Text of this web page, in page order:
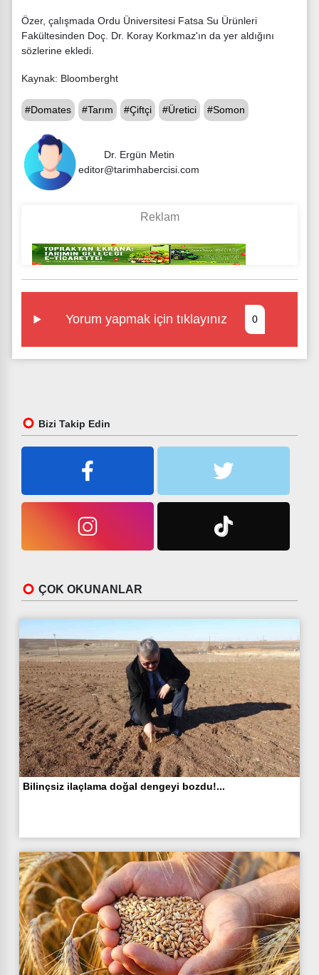
Özer, çalışmada Ordu Üniversitesi Fatsa Su Ürünleri
Fakültesinden Doç. Dr. Koray Korkmaz'ın da yer aldığını
sözlerine ekledi.
Kaynak: Bloomberght
#Domates #Tarım #Çiftçi #Üretici #Somon
Dr. Ergün Metin
editor@tarimhabercisi.com
Yorum yapmak için tıklayınız 0
Bizi Takip Edin
ÇOK OKUNANLAR
Bilinçsiz ilaçlama doğal dengeyi bozdu!...